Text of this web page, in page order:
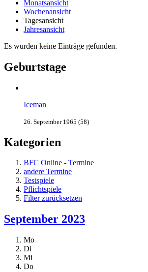
Monatsansicht
Wochenansicht
Tagesansicht
Jahresansicht
Es wurden keine Einträge gefunden.
Geburtstage
Iceman
26. September 1965 (58)
Kategorien
BFC Online - Termine
andere Termine
Testspiele
Pflichtspiele
Filter zurücksetzen
September 2023
Mo
Di
Mi
Do